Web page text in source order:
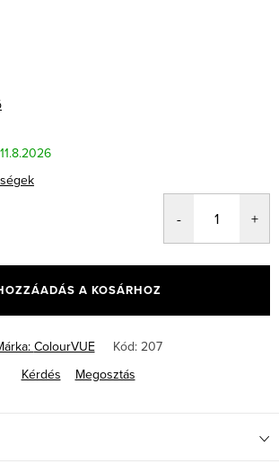
11.8.2026
A KOSÁRHOZ
ColourVUE Kód: 207
Kérdés
Megosztás